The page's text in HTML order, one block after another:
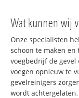
Wat kunnen wij
Onze specialisten
schoon te maken en
voegbedrijf de
voegen opnieuw te
gevelreinigers
wordt